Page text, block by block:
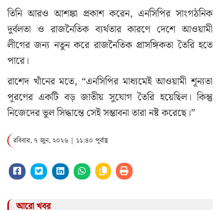
তিনি আরও আশঙ্কা প্রকাশ করেন, এনসিপির সাংগঠনিক
দুর্বলতা ও রাজনৈতিক ব্যর্থতার কারণে দেশে আওয়ামী
লীগের জন্য নতুন করে রাজনৈতিক প্রাসঙ্গিকতা তৈরি হতে
পারে।
রাশেদ খাঁনের মতে, “এনসিপির মাধ্যমেই আওয়ামী শূন্যতা
পূরণের একটি বড় জাতীয় সুযোগ তৈরি হয়েছিল। কিন্তু
নিজেদের ভুল সিদ্ধান্তে সেই সম্ভাবনা তারা নষ্ট করেছে।”
রবিবার, ৭ জুন, ২০২৬ | ১১:৪০ পূর্বাহ্ণ
আরো খবর